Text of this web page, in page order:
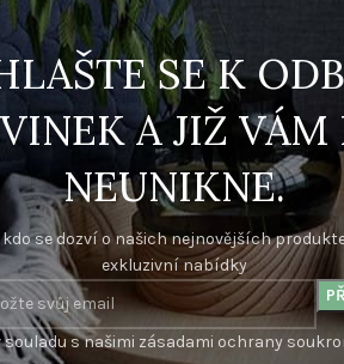
SE K
A JIŽ VÁM
NEUNIKNE.
se dozví o našich nejnovějších
exkluzivní nabídky
souladu s našimi zásadami ochrany
a 1 průhledná kapsa.
pro rukavičkářské materiály.
vám uděláme konkrétní kalkulaci dle